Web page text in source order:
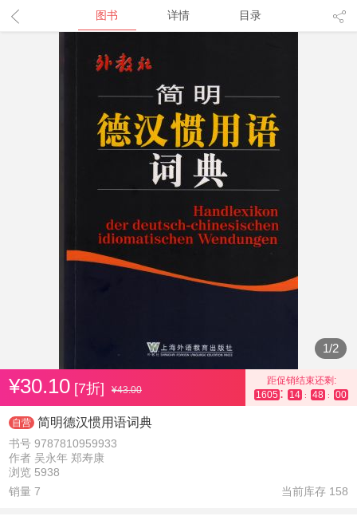
图书 详情 目录
1/2
¥30.10 [7折] ¥43.00
距促销结束还剩:
1605 : 14 : 48 : 00
自营 简明德汉惯用语词典
书号 9787810959933
作者 吴永年 郑寿康
浏览 5938
销量 7
当前库存 158